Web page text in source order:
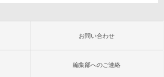
お問い合わせ
編集部へのご連絡